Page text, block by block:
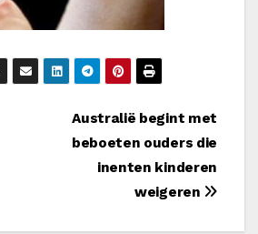
Australië begint met
beboeten ouders die
inenten kinderen
weigeren